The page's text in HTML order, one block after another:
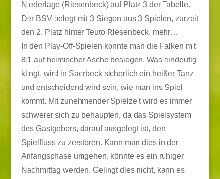
Niederlage (Riesenbeck) auf Platz 3 der Tabelle.
Der BSV belegt mit 3 Siegen aus 3 Spielen, zurzeit
den 2. Platz hinter Teuto Riesenbeck. mehr…
In den Play-Off-Spielen konnte man die Falken mit
8:1 auf heimischer Asche besiegen. Was eindeutig
klingt, wird in Saerbeck sicherlich ein heißer Tanz
und entscheidend wird sein, wie man ins Spiel
kommt. Mit zunehmender Spielzeit wird es immer
schwerer sich zu behaupten, da das Spielsystem
des Gastgebers, darauf ausgelegt ist, den
Spielfluss zu zerstören. Kann man dies in der
Anfangsphase umgehen, könnte es ein ruhiger
Nachmittag werden. Gelingt dies nicht, kann es